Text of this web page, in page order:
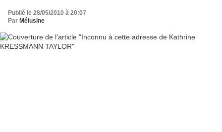
Publié le 28/05/2010 à 20:07
Par Mélusine